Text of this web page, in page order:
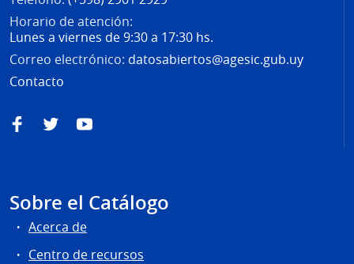
Horario de atención:
Lunes a viernes de 9:30 a 17:30 hs.
Correo electrónico: datosabiertos@agesic.gub.uy
Contacto
FacebookTwitterYouTube
Sobre el Catálogo
Acerca de
Centro de recursos